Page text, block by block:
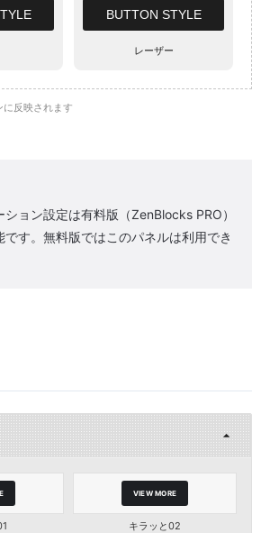
BUTTON STYLE
レーザー
に反映されます
ョン設定は有料版（ZenBlocks PRO）
です。無料版ではこのパネルは利用でき
VIEW MORE
キラッと02